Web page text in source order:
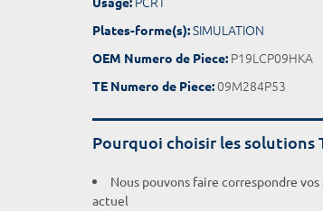
Plates-forme(s):SIMULATION
OEM Numero de Piece: P19LCP09HKA
TE Numero de Piece:09M284P53
Pourquoi choisir les solutions
Nous pouvons faire correspondre
actuel